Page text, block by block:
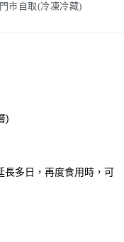
市自取(冷凍冷藏)
)
長多日，再度食用時，可